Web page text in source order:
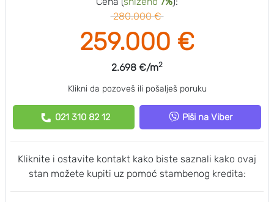
280.000 €
259.000 €
2.698 €/m2
Klikni da pozoveš ili pošalješ poruku
021 310 82 12 Piši na Viber
Kliknite i ostavite kontakt kako biste saznali kako ovaj
stan možete kupiti uz pomoć stambenog kredita: